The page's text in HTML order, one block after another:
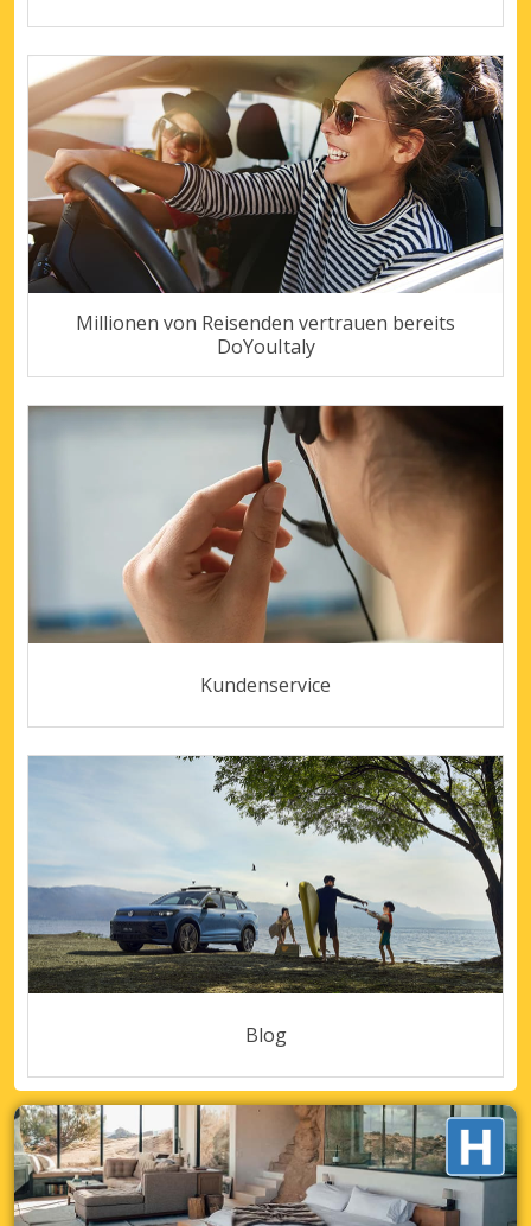
Millionen von Reisenden vertrauen bereits
DoYouItaly
Kundenservice
Blog